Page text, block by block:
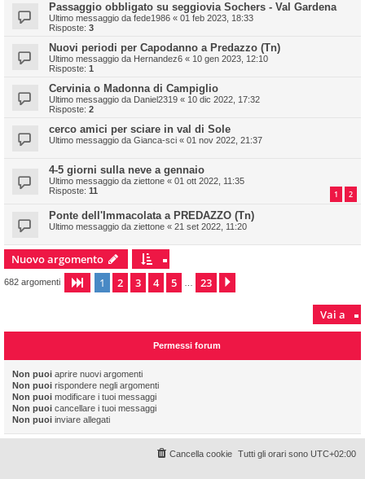
Passaggio obbligato su seggiovia Sochers - Val Gardena
Ultimo messaggio da fede1986 « 01 feb 2023, 18:33
Risposte: 3
Nuovi periodi per Capodanno a Predazzo (Tn)
Ultimo messaggio da Hernandez6 « 10 gen 2023, 12:10
Risposte: 1
Cervinia o Madonna di Campiglio
Ultimo messaggio da Daniel2319 « 10 dic 2022, 17:32
Risposte: 2
cerco amici per sciare in val di Sole
Ultimo messaggio da Gianca-sci « 01 nov 2022, 21:37
4-5 giorni sulla neve a gennaio
Ultimo messaggio da ziettone « 01 ott 2022, 11:35
Risposte: 11 1 2
Ponte dell'Immacolata a PREDAZZO (Tn)
Ultimo messaggio da ziettone « 21 set 2022, 11:20
Nuovo argomento
682 argomenti Pagina di 23
1 2 3 4 5 23
Vai a
Permessi forum
Non puoi aprire nuovi argomenti
Non puoi rispondere negli argomenti
Non puoi modificare i tuoi messaggi
Non puoi cancellare i tuoi messaggi
Non puoi inviare allegati
Tutti gli orari sono UTC+02:00
Cancella cookie